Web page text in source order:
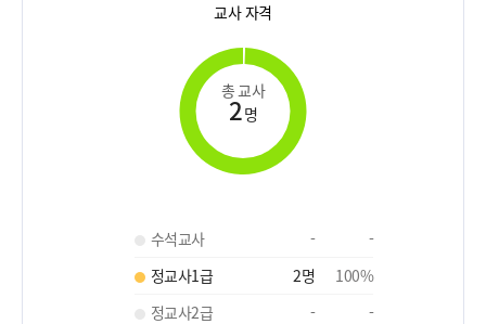
교사 자격
총 교사
2명
수석교사 -
-
정교사1급
2명 100%
정교사2급
-
-